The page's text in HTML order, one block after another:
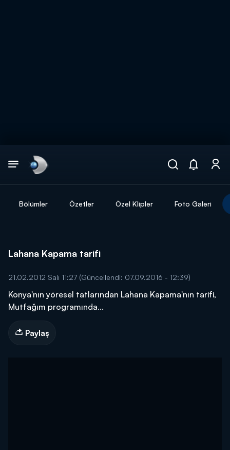
Bölümler Özetler Özel Klipler Foto Galeri
Lahana Kapama tarifi
21.02.2012 Salı 11:27 (Güncellendi: 07.09.2016 - 12:39)
Konya'nın yöresel tatlarından Lahana Kapama'nın tarifi,
Mutfağım programında...
Paylaş